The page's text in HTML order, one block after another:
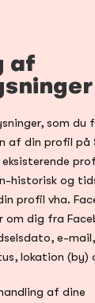
af
som du
af din profil på
historisk og
profil vha.
om dig fra
e-
lokation (by)
af dine